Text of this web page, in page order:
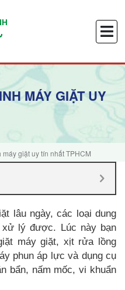
MÁY GIẶT UY
giặt uy tín nhất TPHCM
lâu ngày, các loại dung
xử lý được. Lúc này bạn
máy giặt, xịt rửa lồng
phun áp lực và dụng cụ
bẩn, nấm mốc, vi khuẩn